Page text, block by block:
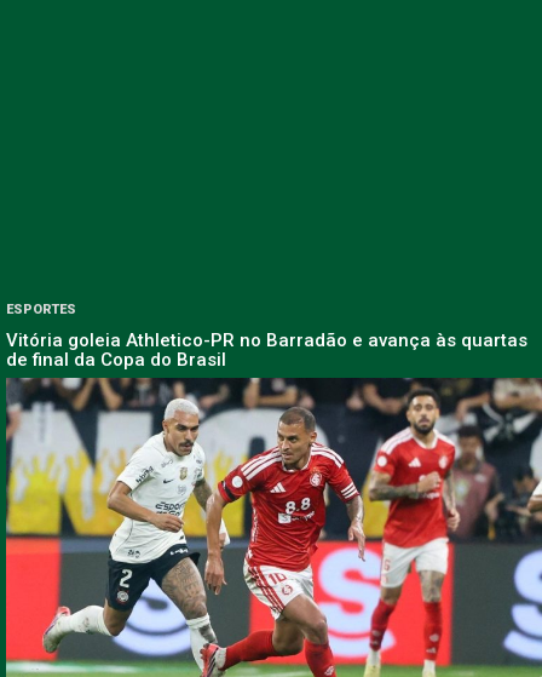
ESPORTES
Vitória goleia Athletico-PR no Barradão e avança às quartas
de final da Copa do Brasil